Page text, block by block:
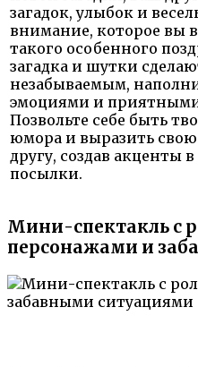
загадок, улыбок и
внимание, которое вы
такого особенного
загадка и шутки
незабываемым,
эмоциями и
Позвольте себе быть
юмора и выразить
другу, создав акценты
посылки.
Мини-спектакль с
персонажами и